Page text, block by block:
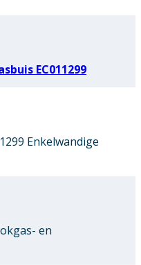
EC011299
Enkelwandige
en